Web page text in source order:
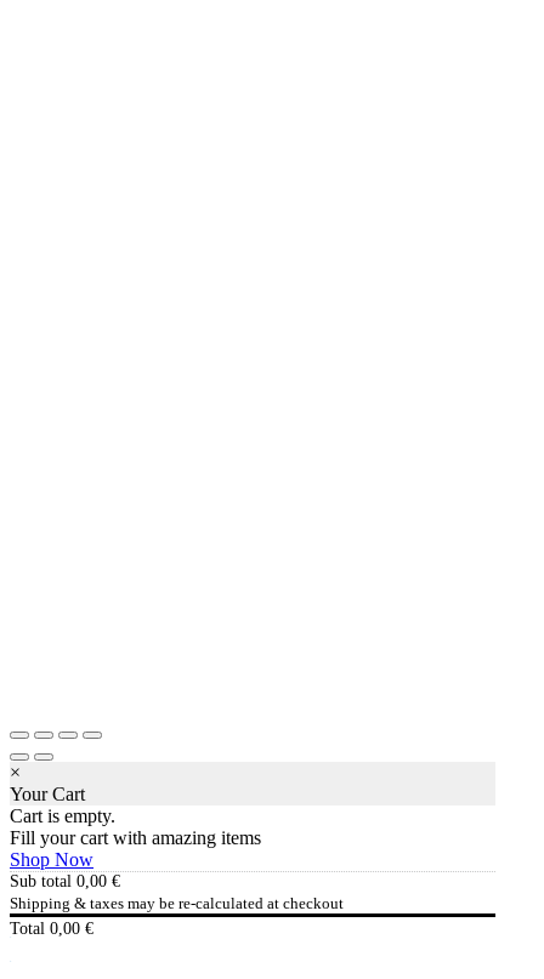
×
Your Cart
Cart is empty.
Fill your cart with amazing items
Shop Now
Sub total 0,00 €
Shipping & taxes may be re-calculated at checkout
Total 0,00 €